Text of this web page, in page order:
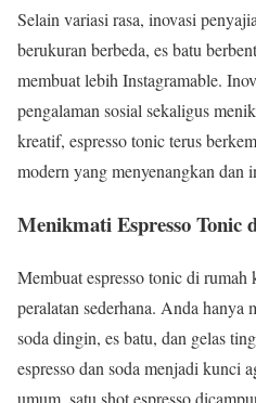
Selain variasi rasa, inovasi
berukuran berbeda, es batu
membuat lebih Instagramable.
pengalaman sosial sekaligus
kreatif, espresso tonic terus
modern yang menyenangkan dan
Menikmati Espresso Tonic
Membuat espresso tonic di
peralatan sederhana. Anda hanya
soda dingin, es batu, dan gelas
espresso dan soda menjadi kunci
umum, satu shot espresso